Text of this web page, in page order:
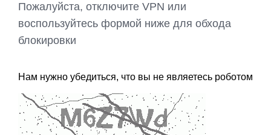
Пожалуйста, отключите VPN или
воспользуйтесь формой ниже для обхода
блокировки
Нам нужно убедиться, что вы не являетесь роботом